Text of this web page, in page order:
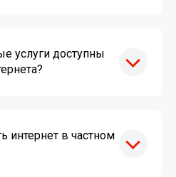
услуги доступны
интернет в частном